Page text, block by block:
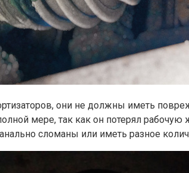
они не должны иметь
мере, так как он потерял
сломаны или иметь разное